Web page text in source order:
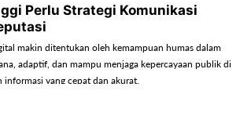
Perlu Strategi Komunikasi
makin ditentukan oleh kemampuan humas dalam
adaptif, dan mampu menjaga kepercayaan publik di
yang cepat dan akurat.